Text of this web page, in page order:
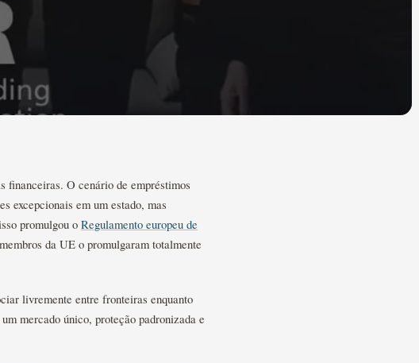
financeiras. O cenário de empréstimos
excepcionais em um estado, mas
promulgou o Regulamento europeu de
da UE o promulgaram totalmente
livremente entre fronteiras enquanto
mercado único, proteção padronizada e